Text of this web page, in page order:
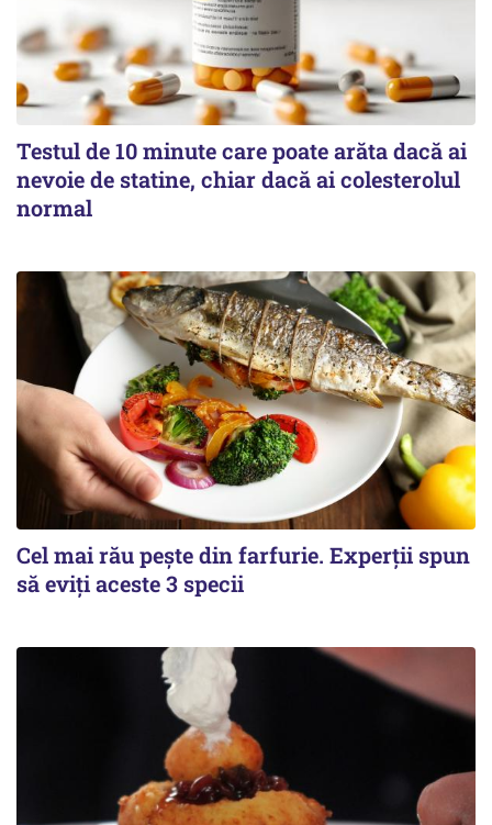
Testul de 10 minute care poate arăta dacă ai
nevoie de statine, chiar dacă ai colesterolul
normal
Cel mai rău pește din farfurie. Experții spun
să eviți aceste 3 specii